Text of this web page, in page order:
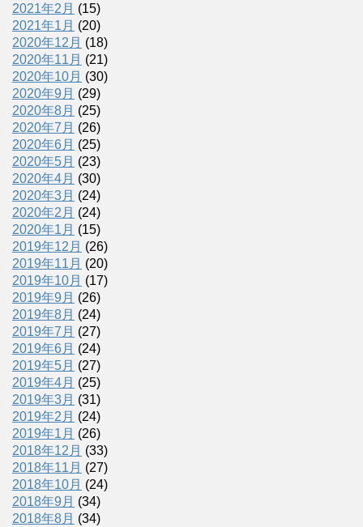
2021年2月 (15)
2021年1月 (20)
2020年12月 (18)
2020年11月 (21)
2020年10月 (30)
2020年9月 (29)
2020年8月 (25)
2020年7月 (26)
2020年6月 (25)
2020年5月 (23)
2020年4月 (30)
2020年3月 (24)
2020年2月 (24)
2020年1月 (15)
2019年12月 (26)
2019年11月 (20)
2019年10月 (17)
2019年9月 (26)
2019年8月 (24)
2019年7月 (27)
2019年6月 (24)
2019年5月 (27)
2019年4月 (25)
2019年3月 (31)
2019年2月 (24)
2019年1月 (26)
2018年12月 (33)
2018年11月 (27)
2018年10月 (24)
2018年9月 (34)
2018年8月 (34)